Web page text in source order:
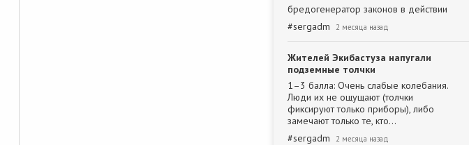
бредогенератор законов в действии
#sergadm 2 месяца назад
Жителей Экибастуза напугали
подземные толчки
1–3 балла: Очень слабые колебания.
Люди их не ощущают (толчки
фиксируют только приборы), либо
замечают только те, кто…
#sergadm 2 месяца назад